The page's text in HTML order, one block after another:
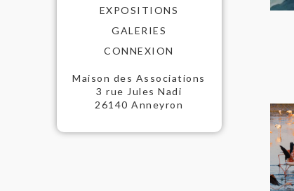
EXPOSITIONS
GALERIES
CONNEXION
Maison des Associations
3 rue Jules Nadi
26140 Anneyron